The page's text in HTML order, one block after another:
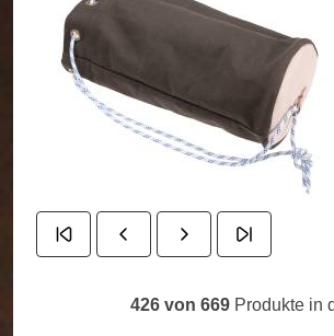
426 von 669 Produkte in